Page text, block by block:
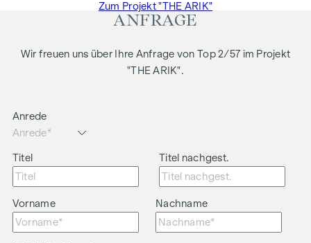
Zum Projekt "THE ARIK"
ANFRAGE
Wir freuen uns über Ihre Anfrage von Top 2/57 im Projekt
"THE ARIK".
Anrede
Titel Titel nachgest.
Vorname Nachname